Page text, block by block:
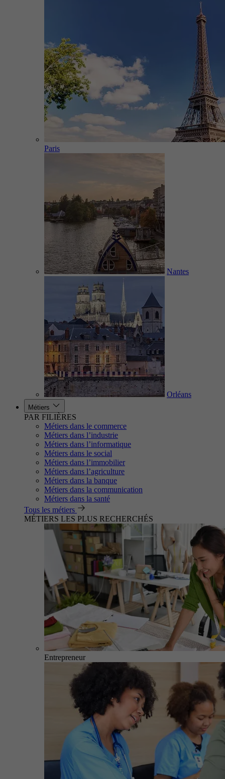
Paris
Nantes
Orléans
Métiers
PAR FILIÈRES
Métiers dans le commerce
Métiers dans l’industrie
Métiers dans l’informatique
Métiers dans le social
Métiers dans l’immobilier
Métiers dans l’agriculture
Métiers dans la banque
Métiers dans la communication
Métiers dans la santé
Tous les métiers
MÉTIERS LES PLUS RECHERCHÉS
Entrepreneur